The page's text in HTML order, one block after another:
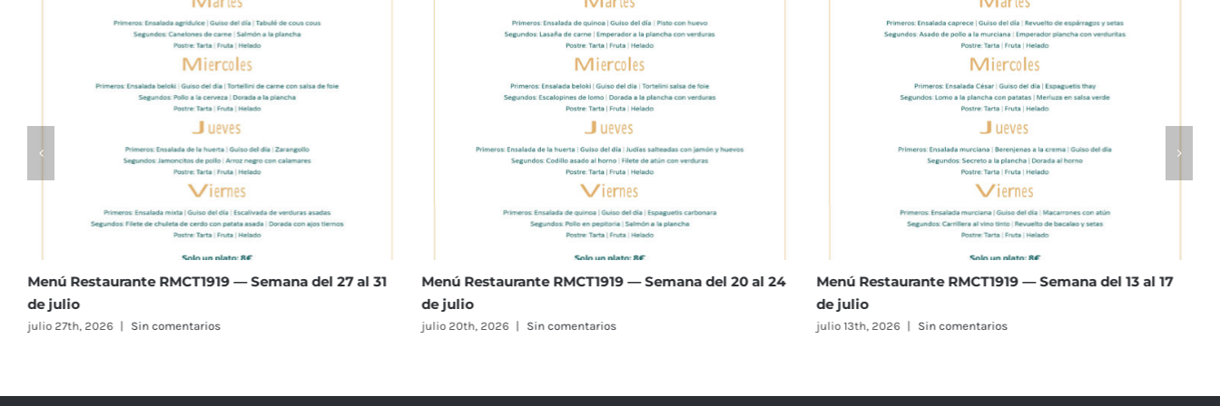
Menú Restaurante RMCT1919 — Semana del 20 al 24
de julio
julio 20th, 2026 | Sin comentarios
Menú Restaurante RMCT1919 — Semana del 13 al 17
de julio
julio 13th, 2026 Sin comentarios
Menú Restaurante RMCT1919 — Semana del 6 al 10 de
julio
julio 6th, 2026